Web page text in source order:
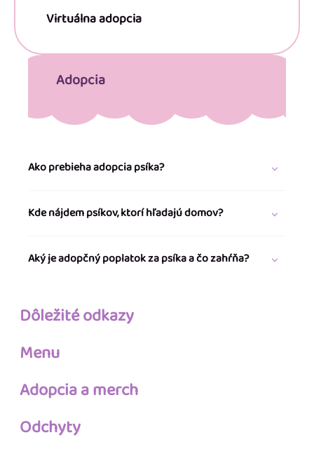
Virtuálna adopcia
Adopcia
Ako prebieha adopcia psíka?
Kde nájdem psíkov, ktorí hľadajú domov?
Aký je adopčný poplatok za psíka a čo zahŕňa?
Dôležité odkazy
Menu
Adopcia a merch
Odchyty